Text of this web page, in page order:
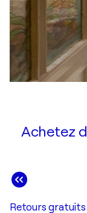
Achetez
Retours gratuits